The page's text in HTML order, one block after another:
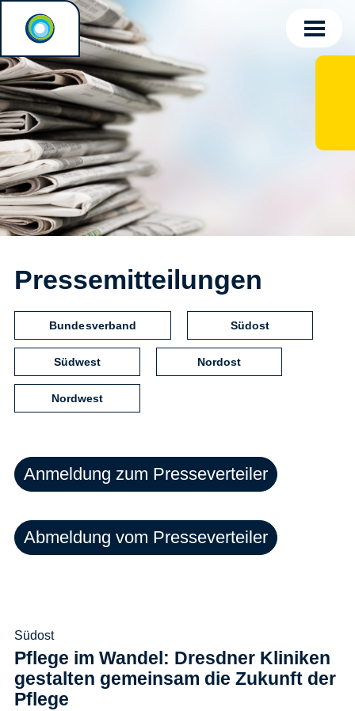
Pressemitteilungen
Bundesverband Südost
Südwest Nordost
Nordwest
Anmeldung zum Presseverteiler
Abmeldung vom Presseverteiler
Südost
Pflege im Wandel: Dresdner Kliniken
gestalten gemeinsam die Zukunft der
Pflege